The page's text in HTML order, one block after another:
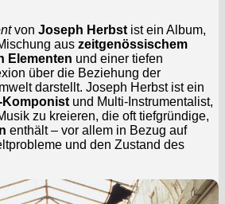
von Joseph Herbst ist ein Album,
aus zeitgenössischem
Elementen und einer tiefen
über die Beziehung der
darstellt. Joseph Herbst ist ein
Komponist und Multi-Instrumentalist,
zu kreieren, die oft tiefgründige,
enthält – vor allem in Bezug auf
und den Zustand des